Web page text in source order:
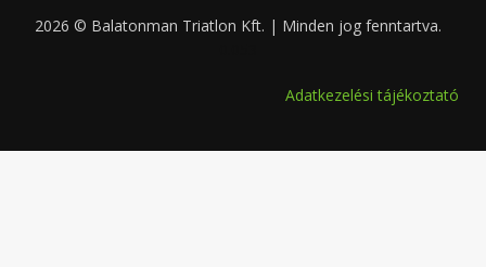
2026 © Balatonman Triatlon Kft. | Minden jog fenntartva.
Adatkezelési tájékoztató